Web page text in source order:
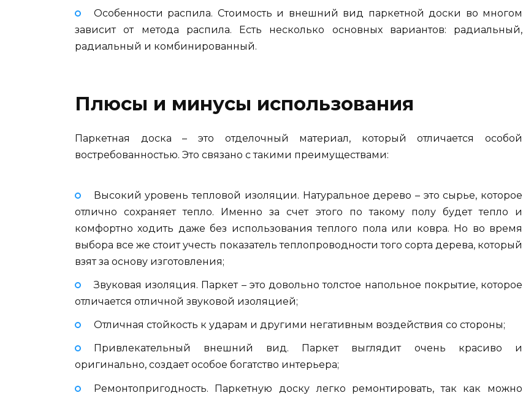
Особенности распила. Стоимость и внешний вид паркетной доски во многом
зависит от метода распила. Есть несколько основных вариантов: радиальный,
радиальный и комбинированный.
Плюсы и минусы использования
Паркетная доска – это отделочный материал, который отличается особой
востребованностью. Это связано с такими преимуществами:
Высокий уровень тепловой изоляции. Натуральное дерево – это сырье, которое
отлично сохраняет тепло. Именно за счет этого по такому полу будет тепло и
комфортно ходить даже без использования теплого пола или ковра. Но во время
выбора все же стоит учесть показатель теплопроводности того сорта дерева, который
взят за основу изготовления;
Звуковая изоляция. Паркет – это довольно толстое напольное покрытие, которое
отличается отличной звуковой изоляцией;
Отличная стойкость к ударам и другими негативным воздействия со стороны;
Привлекательный внешний вид. Паркет выглядит очень красиво и
оригинально, создает особое богатство интерьера;
Ремонтопригодность. Паркетную доску легко ремонтировать, так как можно